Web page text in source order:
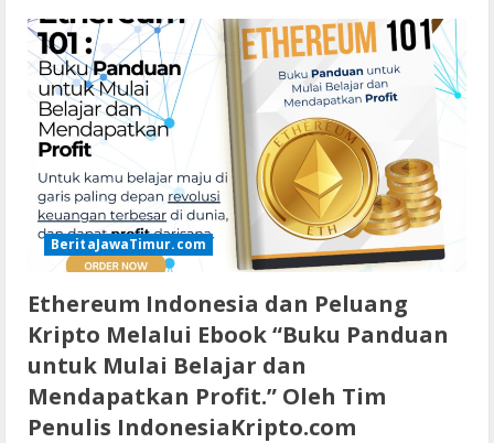
BeritaJawaTimur.com
Ethereum Indonesia dan Peluang
Kripto Melalui Ebook “Buku Panduan
untuk Mulai Belajar dan
Mendapatkan Profit.” Oleh Tim
Penulis IndonesiaKripto.com